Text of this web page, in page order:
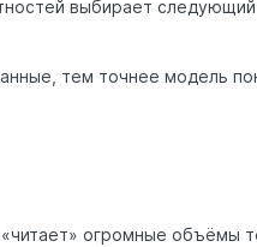
выбирает
тем точнее модель
огромные объёмы